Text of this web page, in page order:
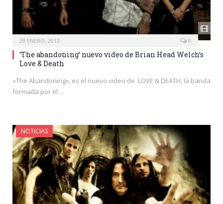
29 ENERO, 2013 0
‘The abandoning’ nuevo video de Brian Head Welch’s
Love & Death
«The Abandoning», es el nuevo video de LOVE & DEATH, la banda
formada por el…
NOTICIAS